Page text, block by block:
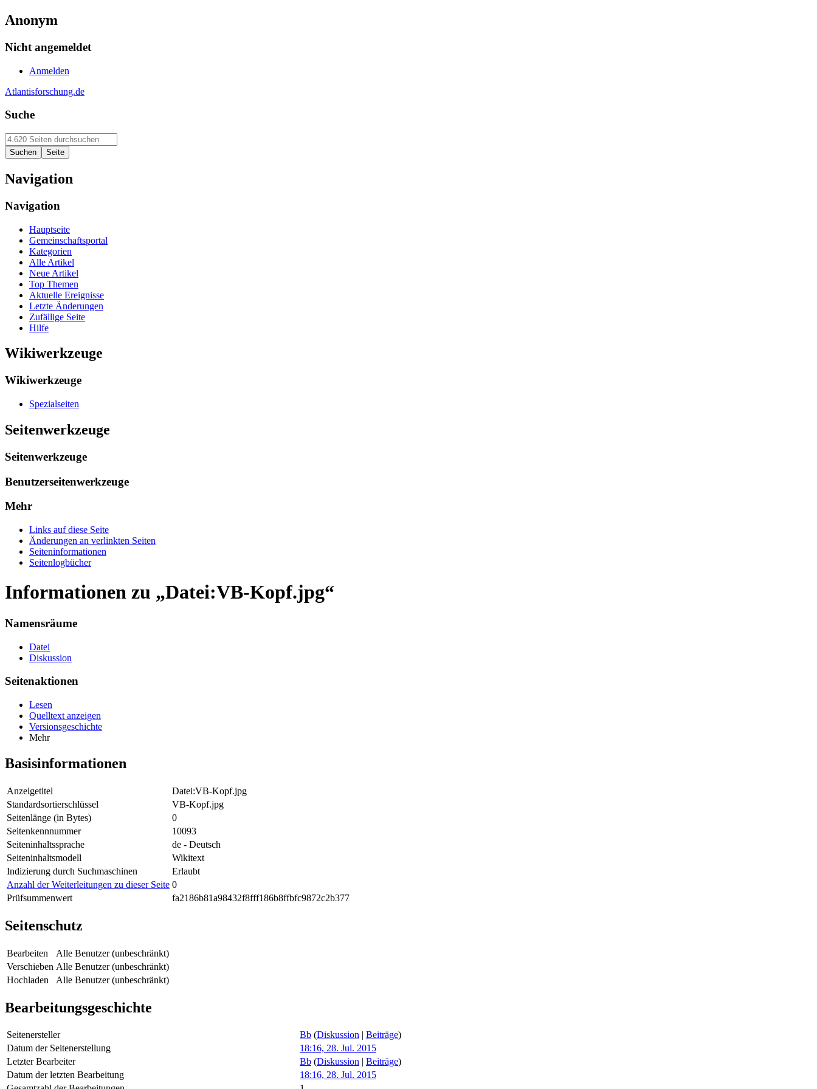
Anonym
Nicht angemeldet
Anmelden
Atlantisforschung.de
Suche
Navigation
Navigation
Hauptseite
Gemeinschaftsportal
Kategorien
Alle Artikel
Neue Artikel
Top Themen
Aktuelle Ereignisse
Letzte Änderungen
Zufällige Seite
Hilfe
Wikiwerkzeuge
Wikiwerkzeuge
Spezialseiten
Seitenwerkzeuge
Seitenwerkzeuge
Benutzerseitenwerkzeuge
Mehr
Links auf diese Seite
Änderungen an verlinkten Seiten
Seiten­informationen
Seitenlogbücher
Informationen zu „Datei:VB-Kopf.jpg“
Namensräume
Datei
Diskussion
Seitenaktionen
Lesen
Quelltext anzeigen
Versionsgeschichte
Mehr
Basisinformationen
Anzeigetitel
Datei:VB-Kopf.jpg
Standardsortierschlüssel
VB-Kopf.jpg
Seitenlänge (in Bytes)
0
Seitenkennnummer
10093
Seiteninhaltssprache
de - Deutsch
Seiteninhaltsmodell
Wikitext
Indizierung durch Suchmaschinen
Erlaubt
Anzahl der Weiterleitungen zu dieser Seite 0
Prüfsummenwert
fa2186b81a98432f8fff186b8ffbfc9872c2b377
Seitenschutz
Bearbeiten
Alle Benutzer (unbeschränkt)
Verschieben Alle Benutzer (unbeschränkt)
Hochladen
Alle Benutzer (unbeschränkt)
Bearbeitungsgeschichte
Seitenersteller Bb (Diskussion Beiträge)
Datum der Seitenerstellung
18:16, 28. Jul. 2015
Letzter Bearbeiter
Bb (Diskussion Beiträge)
Datum der letzten Bearbeitung
18:16, 28. Jul. 2015